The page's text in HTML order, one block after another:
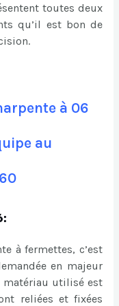
toutes deux
qu’il est bon de
à 06
au
à fermettes, c’est
en majeur
matériau utilisé est
reliées et fixées